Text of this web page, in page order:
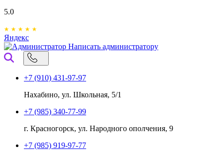
5.0
Яндекс
Написать администратору
+7 (910) 431-97-97
Нахабино, ул. Школьная, 5/1
+7 (985) 340-77-99
г. Красногорск, ул. Народного ополчения, 9
+7 (985) 919-97-77